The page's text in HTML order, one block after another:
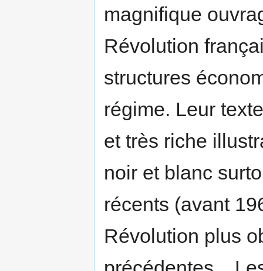
magnifique
Révolution
structures
régime. Leur
et très riche
noir et blanc
récents (avant
Révolution plus